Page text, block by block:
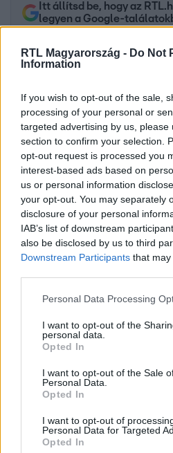
RTL Magyarország - Do Not
Information
If you wish to opt-out of the sale,
processing of your personal or
targeted advertising by us, please
section to confirm your selection.
opt-out request is processed you
interest-based ads based on
us or personal information
your opt-out. You may separately
disclosure of your personal
IAB’s list of downstream
also be disclosed by us to third
Downstream Participants that
Please note that this website/app
not limited to your visit or usage
grant or deny consent to Google
use your data for below specified
consent section.
Personal Data Processing
I want to opt-out of the
personal data.
Opted In
I want to opt-out of the Sale
Personal Data.
Opted In
I want to opt-out of
Personal Data for Targeted
Opted In
Itt állítsd be, hogy az
legyen a Google-
Kövess minket, és
Facebookon is!
A MI KIS FALUNK
PAJKASZEG #RTL #RTL
EXKLUZÍV INTERJÚ
SZIFON # DEBRECZENY CSABA